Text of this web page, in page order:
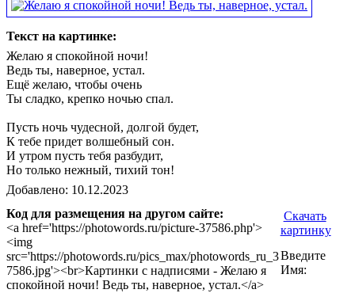
Текст на картинке:
Желаю я спокойной ночи!
Ведь ты, наверное, устал.
Ещё желаю, чтобы очень
Ты сладко, крепко ночью спал.
Пусть ночь чудесной, долгой будет,
К тебе придет волшебный сон.
И утром пусть тебя разбудит,
Но только нежный, тихий тон!
Добавлено: 10.12.2023
Код для размещения на другом сайте:
<a href='https://photowords.ru/picture-37586.php'>
<img
src='https://photowords.ru/pics_max/photowords_ru_3
7586.jpg'><br>Картинки с надписями - Желаю я
спокойной ночи! Ведь ты, наверное, устал.</a>
Скачать
картинку
Введите
Имя: